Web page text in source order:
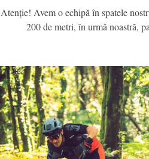
Atenție! Avem o echipă în spatele
200 de metri, în urmă noastră,